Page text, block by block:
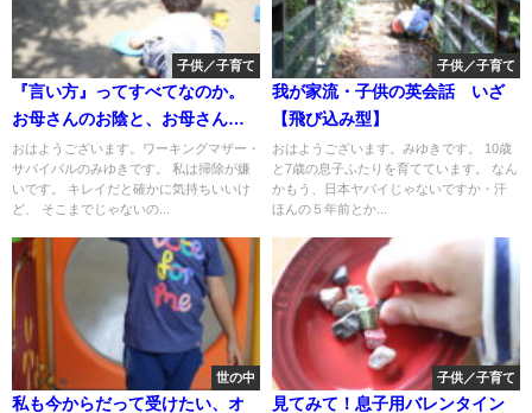
子供／子育て
『言い方』ってすべてなのか。
お母さんのお陰と、お母さんの
せい。
おはようございます。ワーキングマザー・
サバイバルのみゆきです。 私は掃除が嫌
いです。 キレイだと確かに気持ちいいけ
ど、 そこまでじゃないの...
子供／子育て
我が家流・子供の英会話 いざ
【飛び込み型】
おはようございます。みゆきです。 10歳
と7歳の息子ふたりを育てています。 なん
かもう、日本ヤバイじゃないですか・汗
ほんの５年前とか...
世の中
私も今からだって受けたい、オ
子供／子育て
見てみて！息子用バレンタイン